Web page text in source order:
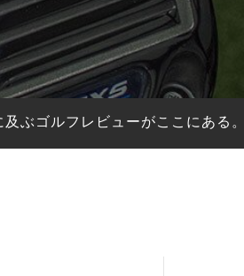
ぶゴルフレビューがここにある。